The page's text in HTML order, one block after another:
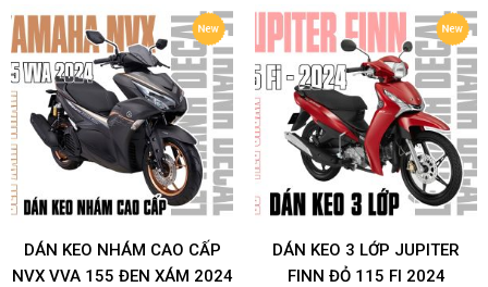
DÁN KEO NHÁM CAO CẤP
NVX VVA 155 ĐEN XÁM 2024
DÁN KEO 3 LỚP JUPITER
FINN ĐỎ 115 FI 2024